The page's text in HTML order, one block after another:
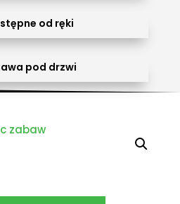
od ręki
pod drzwi